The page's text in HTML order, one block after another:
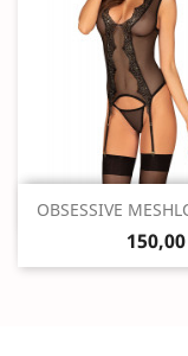
Szybki
OBSESSIVE
150,00